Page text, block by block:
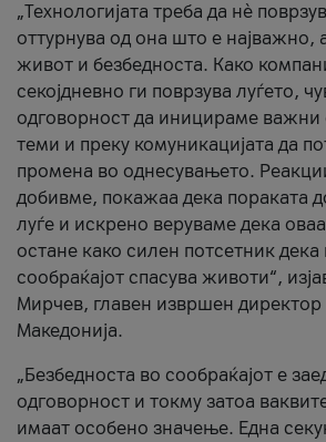
„Технологијата треба да нè
оттурнува од она што е најважно,
живот и безбедноста. Како
секојдневно ги поврзува луѓето,
одговорност да иницираме важни
теми и преку комуникацијата да
промена во однесувањето.
добивме, покажаа дека пораката
луѓе и искрено веруваме дека
остане како силен потсетник
сообраќајот спасува животи“,
Мирчев, главен извршен директор
Македонија.
„Безбедноста во сообраќајот е
одговорност и токму затоа
имаат особено значење. Една